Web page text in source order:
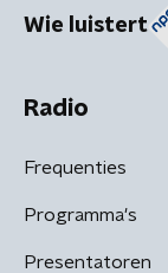
Wie luistert
Radio
Frequenties
Programma's
Presentatoren